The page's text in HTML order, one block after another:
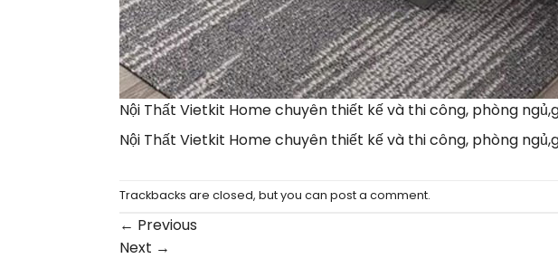
Nội Thất Vietkit Home chuyên thiết kế và thi công, phòng
Nội Thất Vietkit Home chuyên thiết kế và thi công, phòng
Trackbacks are closed, but you can post a comment.
← Previous
Next →